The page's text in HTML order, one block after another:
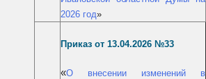
2026 год»
Приказ от 13.04.2026 №33
«О внесении изменений в